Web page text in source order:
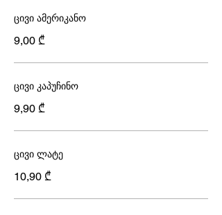
ცივი ამერიკანო
9,00 ₾
ცივი კაპუჩინო
9,90 ₾
ცივი ლატე
10,90 ₾